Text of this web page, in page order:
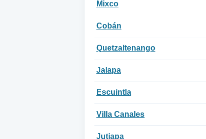
Mixco
Cobán
Quetzaltenango
Jalapa
Escuintla
Villa Canales
Jutiapa